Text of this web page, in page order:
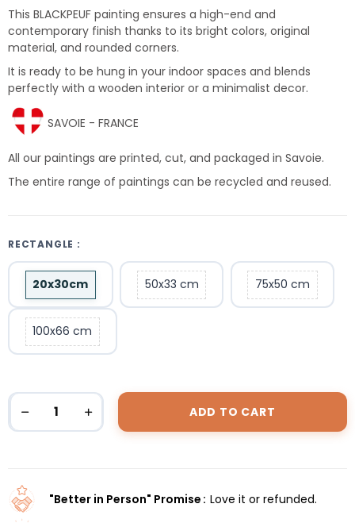
This BLACKPEUF painting ensures a high-end and
contemporary finish thanks to its bright colors, original
material, and rounded corners.
It is ready to be hung in your indoor spaces and blends
perfectly with a wooden interior or a minimalist decor.
SAVOIE - FRANCE
All our paintings are printed, cut, and packaged in Savoie.
The entire range of paintings can be recycled and reused.
RECTANGLE :
20x30cm 50x33 cm 75x50 cm
100x66 cm
ADD TO CART
"Better in Person" Promise Love it or refunded.